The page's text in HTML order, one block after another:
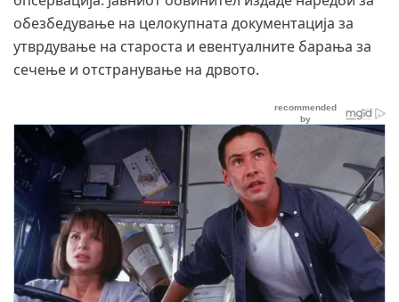
обезбедување на целокупната документација за
утврдување на староста и евентуалните барања за
сечење и отстранување на дрвото.